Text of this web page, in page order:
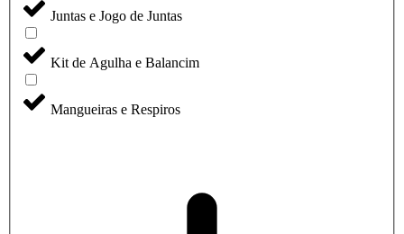
Juntas e Jogo de Juntas
Kit de Agulha e Balancim
Mangueiras e Respiros